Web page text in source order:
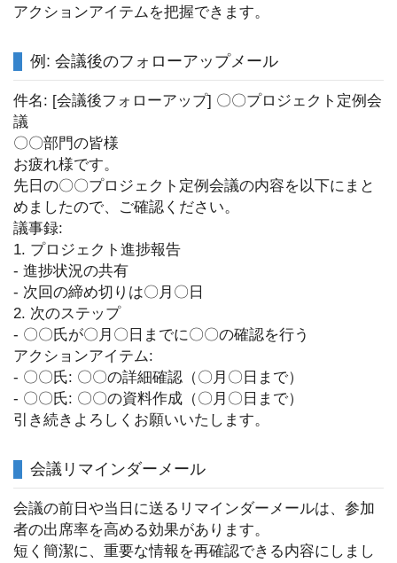
アクションアイテムを把握できます。
例: 会議後のフォローアップメール
件名: [会議後フォローアップ] 〇〇プロジェクト定例会
議
〇〇部門の皆様
お疲れ様です。
先日の〇〇プロジェクト定例会議の内容を以下にまと
めましたので、ご確認ください。
議事録:
1. プロジェクト進捗報告
- 進捗状況の共有
- 次回の締め切りは〇月〇日
2. 次のステップ
- 〇〇氏が〇月〇日までに〇〇の確認を行う
アクションアイテム:
- 〇〇氏: 〇〇の詳細確認（〇月〇日まで）
- 〇〇氏: 〇〇の資料作成（〇月〇日まで）
引き続きよろしくお願いいたします。
会議リマインダーメール
会議の前日や当日に送るリマインダーメールは、参加
者の出席率を高める効果があります。
短く簡潔に、重要な情報を再確認できる内容にしまし